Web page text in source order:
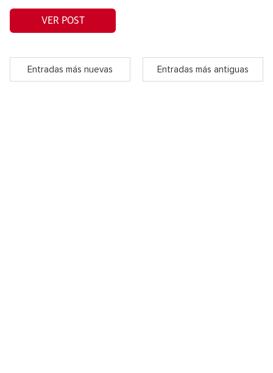
VER POST
Entradas más nuevas Entradas más antiguas